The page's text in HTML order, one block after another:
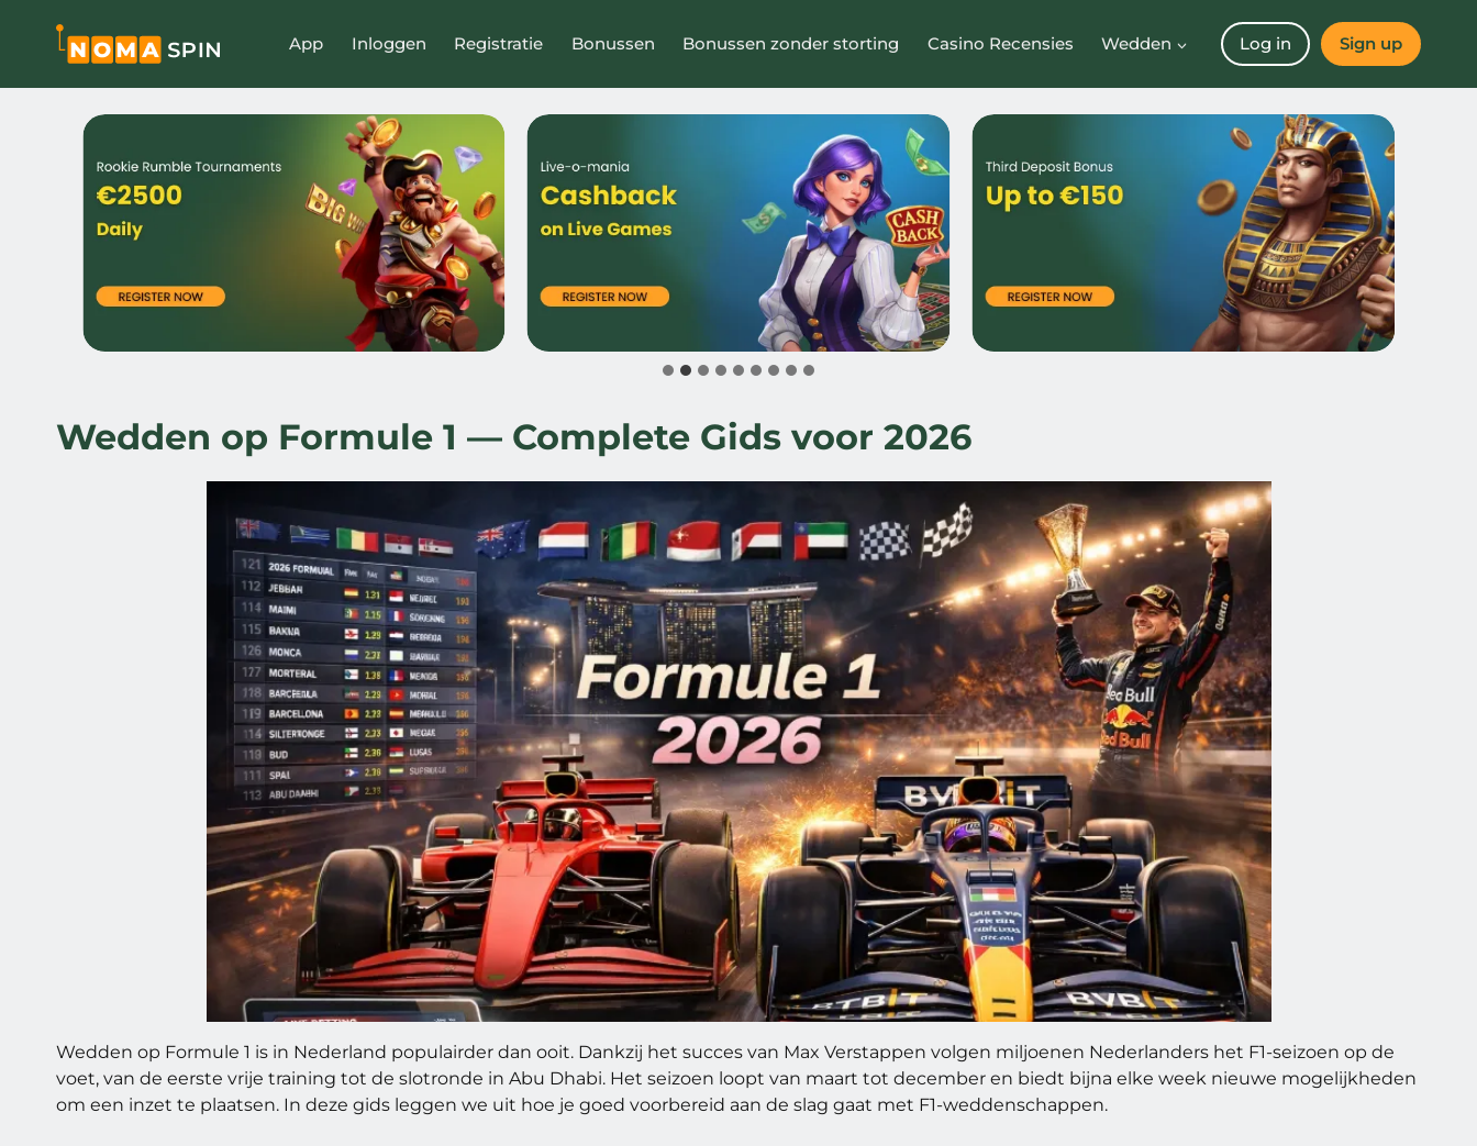
content
App Inloggen Registratie Bonussen Bonussen zonder storting Casino Recensies Wedden Log in Sign up
Wedden op Formule 1 — Complete Gids voor 2026
Wedden op Formule 1 is in Nederland populairder dan ooit. Dankzij het succes van Max Verstappen volgen miljoenen Nederlanders het F1-seizoen op de
voet, van de eerste vrije training tot de slotronde in Abu Dhabi. Het seizoen loopt van maart tot december en biedt bijna elke week nieuwe mogelijkheden
om een inzet te plaatsen. In deze gids leggen we uit hoe je goed voorbereid aan de slag gaat met F1-weddenschappen.